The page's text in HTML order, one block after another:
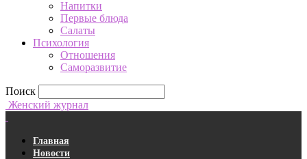
Напитки
Первые блюда
Салаты
Психология
Отношения
Саморазвитие
Поиск
Женский журнал
Главная
Новости